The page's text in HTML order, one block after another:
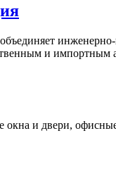
и
и двери,